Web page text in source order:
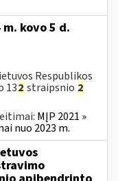
m. kovo 5 d.
Respublikos
132 straipsnio 2
MĮP 2021 »
nuo 2023 m.